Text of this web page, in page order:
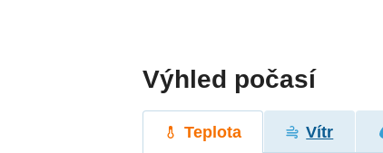
Výhled počasí
Teplota Vítr